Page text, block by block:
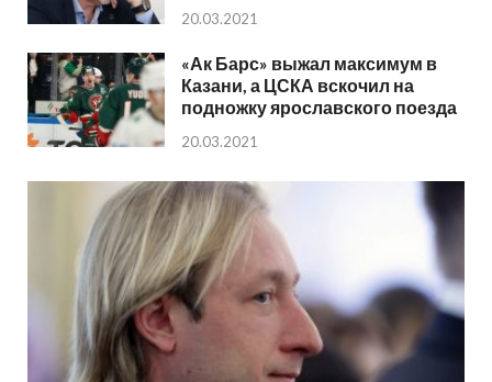
20.03.2021
«Ак Барс» выжал максимум в
Казани, а ЦСКА вскочил на
подножку ярославского поезда
20.03.2021